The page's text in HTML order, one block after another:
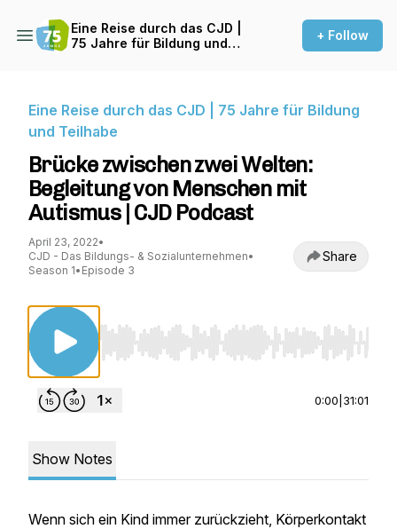
Eine Reise durch das CJD |
75 Jahre für Bildung und
+ Follow
Eine Reise durch das CJD | 75 Jahre für Bildung
und Teilhabe
Brücke zwischen zwei Welten:
Begleitung von Menschen mit
Autismus | CJD Podcast
April 23, 2022•
CJD - Das Bildungs- & Sozialunternehmen•
Season 1• Episode 3
Share
Use Left/Right to seek, Home/End to jump
0:00 31:01
Show Notes
Wenn sich ein Kind immer zurückzieht, Körperkontakt